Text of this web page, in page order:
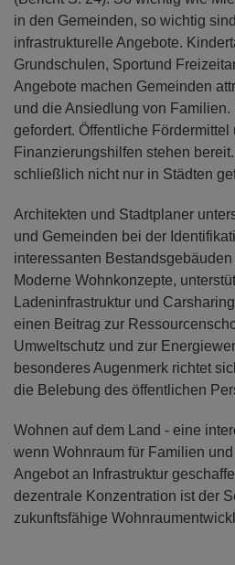
in den Gemeinden, so wichtig
infrastrukturelle Angebote.
Grundschulen, Sportund
Angebote machen Gemeinden
und die Ansiedlung von
gefordert. Öffentliche Fördermittel
Finanzierungshilfen stehen
schließlich nicht nur in Städten
Architekten und Stadtplaner
und Gemeinden bei der
interessanten
Moderne Wohnkonzepte,
Ladeninfrastruktur und
einen Beitrag zur
Umweltschutz und zur
besonderes Augenmerk richtet
die Belebung des öffentlichen
Wohnen auf dem Land - eine
wenn Wohnraum für Familien
Angebot an Infrastruktur
dezentrale Konzentration ist der
zukunftsfähige